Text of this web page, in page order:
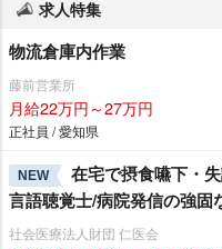
求人特集
物流倉庫内作業
藤前営業所
月給22万円～27万円
正社員 / 愛知県
NEW
在宅で摂食嚥下・
言語聴覚士/病院発信の強固
社会医療法人財団 仁医会